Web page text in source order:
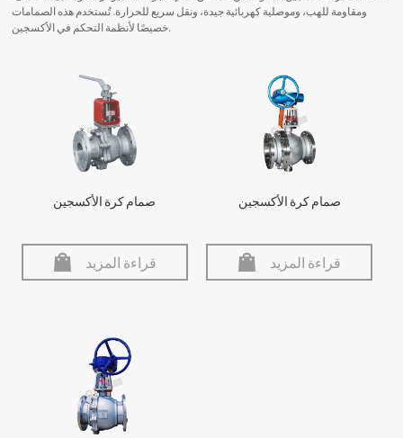
ومقاومة للهب، وموصلية كهربائية جيدة، ونقل سريع للحرارة. تُستخدم هذه الصمامات
خصيصًا لأنظمة التحكم في الأكسجين.
صمام كرة الأكسجين
قراءة المزيد
صمام كرة الأكسجين
قراءة المزيد